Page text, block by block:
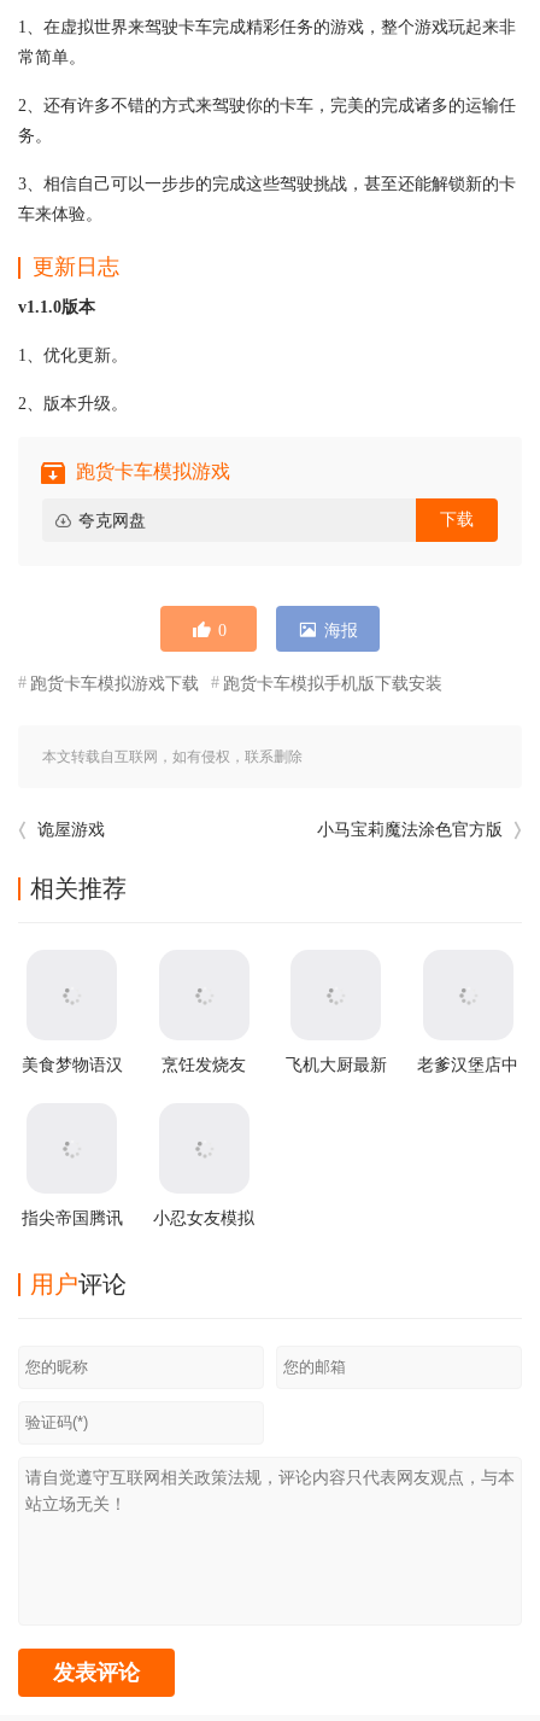
1、在虚拟世界来驾驶卡车完成精彩任务的游戏，整个游戏玩起来非
常简单。
2、还有许多不错的方式来驾驶你的卡车，完美的完成诸多的运输任
务。
3、相信自己可以一步步的完成这些驾驶挑战，甚至还能解锁新的卡
车来体验。
更新日志
v1.1.0版本
1、优化更新。
2、版本升级。
跑货卡车模拟游戏
夸克网盘 下载
0 海报
跑货卡车模拟游戏下载 跑货卡车模拟手机版下载安装
本文转载自互联网，如有侵权，联系删除
诡屋游戏 小马宝莉魔法涂色官方版
相关推荐
美食梦物语汉
烹饪发烧友
飞机大厨最新
老爹汉堡店中
指尖帝国腾讯
小忍女友模拟
用户评论